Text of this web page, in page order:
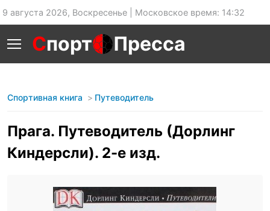
9 августа 2026, Воскресенье | Московское время: 14:32
Спорт Пресса
Спортивная книга Путеводитель
Прага. Путеводитель (Дорлинг
Киндерсли). 2-е изд.